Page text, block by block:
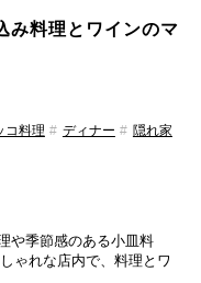
み料理とワインのマ
コ料理 ディナー
隠れ家
や季節感のある小皿料
ゃれな店内で、料理とワ